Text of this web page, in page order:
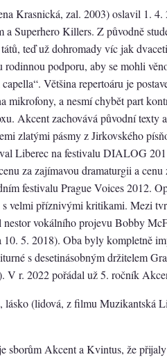
Krasnická, zal. 2003) oslavil 1. 4.
Superhero Killers. Z původně
teď už dohromady víc jak
podporu, aby se mohli
Většina repertoáru je
mikrofony, a nesmí chybět part
Akcent zachovává původní texty
zlatými pásmy z Jirkovského
Liberec na festivalu DIALOG
za zajímavou dramaturgii a
festivalu Prague Voices 2012.
s velmi příznivými kritikami. Mezi
vokálního projevu Bobby
10. 5. 2018). Oba byly kompletně
s desetinásobným držitelem
V r. 2022 pořádal už 5. ročník
lásko (lidová, z filmu Muzikantská
sborům Akcent a Kvintus, že